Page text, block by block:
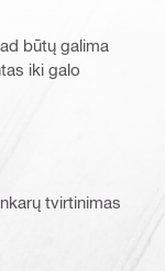
būtų galima
iki galo
tvirtinimas